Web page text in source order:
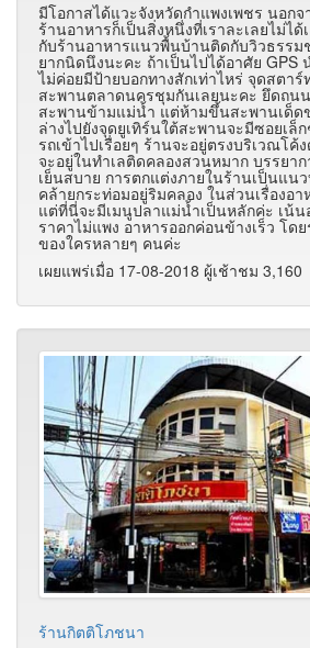
มีโอกาสได้แวะจังหวัดกำแพงเพชร นอก
ร้านอาหารก็เป็นสิ่งหนึ่งที่เราละเลยไม่ไ
กับร้านอาหารแนวพื้นบ้านติดกับวิวธรร
ยากนิดนึงนะคะ ถ้าเป็นไปได้อาศัย GPS
ไม่ค่อยมีป้ายบอกทางสักเท่าไหร่ จุดสตา
สะพานตลาดนครชุมกันเลยนะคะ ยึดถนน
สะพานข้ามแม่น้ำ แต่ห้ามขึ้นสะพานเด็
ล่างไปยังจุดยูเทิร์นใต้สะพานจะมีซอยเล็
รถเข้าไปเรื่อยๆ ร้านจะอยู่ตรงบริเวณโ
จะอยู่ในทำเลติดคลองสวนหมาก บรรยา
เย็นสบาย การตกแต่งภายในร้านเป็นแน
คล้ายกระท่อมอยู่ริมคลอง ในส่วนเรื่องอ
แต่ที่นี่จะมีเมนูปลาแม่น้ำเป็นหลักค่ะ เน้
ราคาไม่แพง อาหารออกค่อนข้างเร็ว โด
ของใครหลายๆ คนค่ะ
เผยแพร่เมื่อ 17-08-2018 ผู้เช้าชม 3,160
ร้านกิตติโภชนา